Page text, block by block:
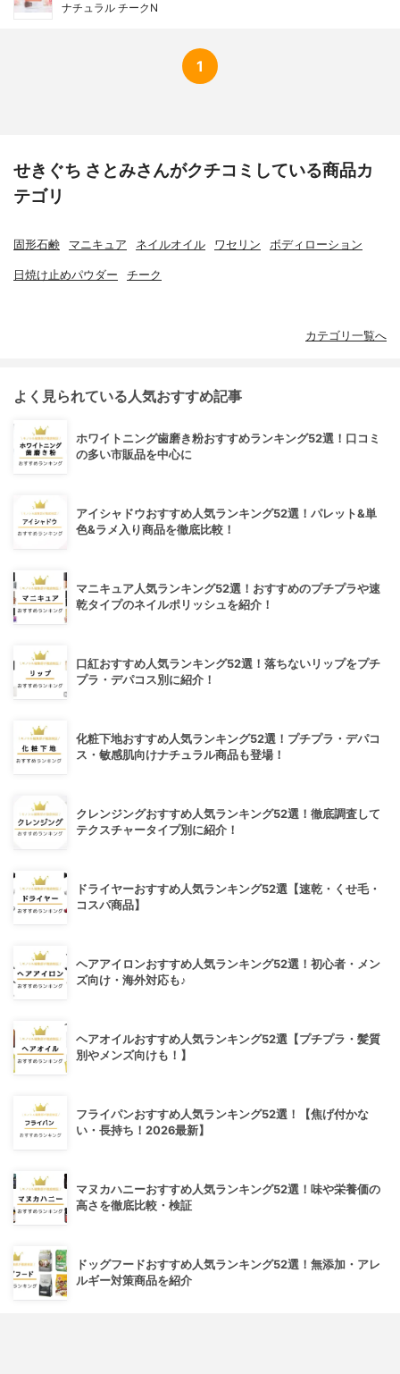
ナチュラル チークN
1
せきぐち さとみさんがクチコミしている商品カ
テゴリ
固形石鹸 マニキュア ネイルオイル ワセリン ボディローション
日焼け止めパウダー チーク
カテゴリ一覧へ
よく見られている人気おすすめ記事
ホワイトニング歯磨き粉おすすめランキング52選！口コミ
の多い市販品を中心に
アイシャドウおすすめ人気ランキング52選！パレット&単
色&ラメ入り商品を徹底比較！
マニキュア人気ランキング52選！おすすめのプチプラや速
乾タイプのネイルポリッシュを紹介！
口紅おすすめ人気ランキング52選！落ちないリップをプチ
プラ・デパコス別に紹介！
化粧下地おすすめ人気ランキング52選！プチプラ・デパコ
ス・敏感肌向けナチュラル商品も登場！
クレンジングおすすめ人気ランキング52選！徹底調査して
テクスチャータイプ別に紹介！
ドライヤーおすすめ人気ランキング52選【速乾・くせ毛・
コスパ商品】
ヘアアイロンおすすめ人気ランキング52選！初心者・メン
ズ向け・海外対応も♪
ヘアオイルおすすめ人気ランキング52選【プチプラ・髪質
別やメンズ向けも！】
フライパンおすすめ人気ランキング52選！【焦げ付かな
い・長持ち！2026最新】
マヌカハニーおすすめ人気ランキング52選！味や栄養価の
高さを徹底比較・検証
ドッグフードおすすめ人気ランキング52選！無添加・アレ
ルギー対策商品を紹介